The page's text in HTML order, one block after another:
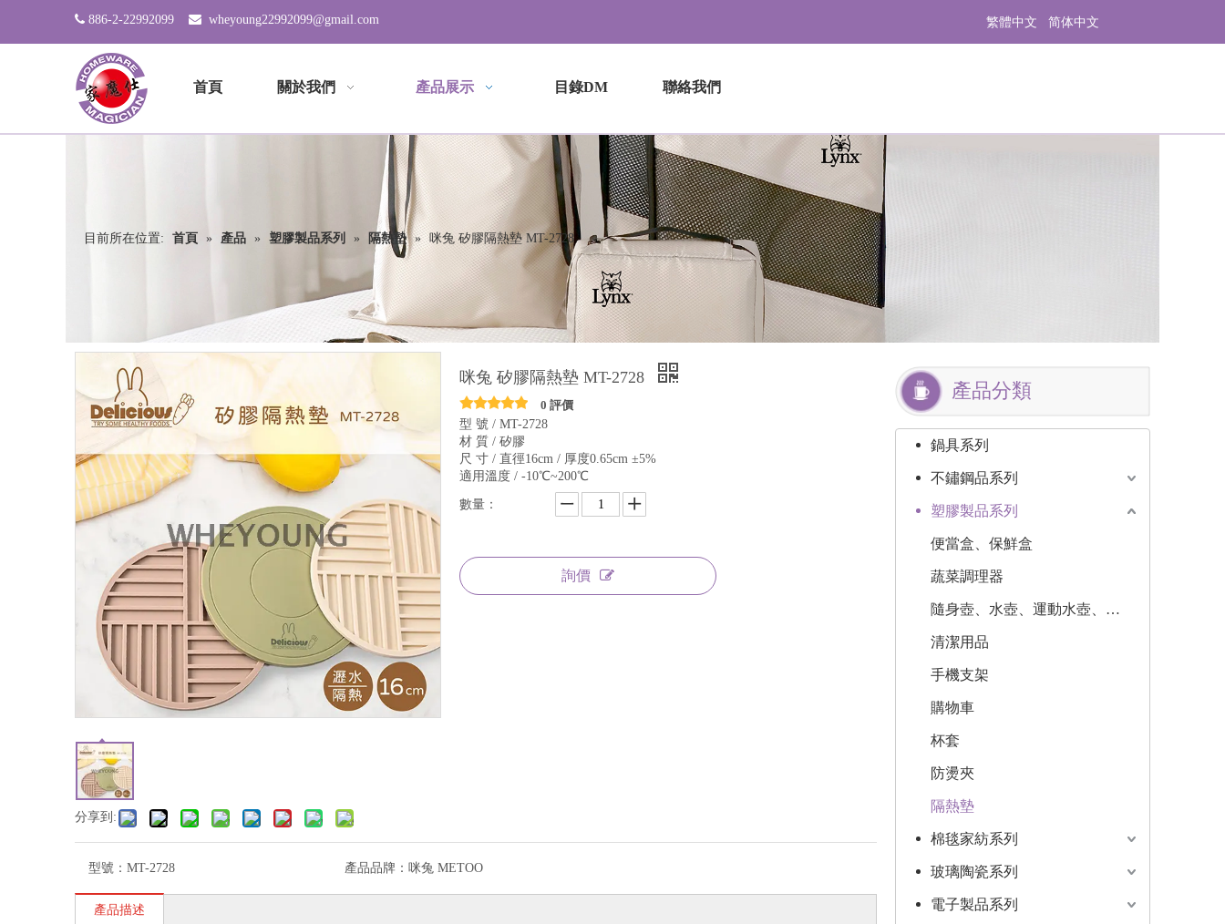
 886-2-22992099  wheyoung22992099@gmail.com 繁體中文 简体中文
首頁 關於我們 產品展示 目錄DM 聯絡我們
目前所在位置: 首頁 » 產品 » 塑膠製品系列 » 隔熱墊 » 咪兔 矽膠隔熱墊 MT-2728
分享到:
咪兔 矽膠隔熱墊 MT-2728
0 評價
型 號 / MT-2728
材 質 / 矽膠
尺 寸 / 直徑16cm / 厚度0.65cm ±5%
適用溫度 / -10℃~200℃
數量：
詢價
型號： MT-2728 產品品牌： 咪兔 METOO
產品描述
產品分類
鍋具系列
不鏽鋼品系列
塑膠製品系列
便當盒、保鮮盒
蔬菜調理器
隨身壺、水壺、運動水壺、水瓶
清潔用品
手機支架
購物車
杯套
防燙夾
隔熱墊
棉毯家紡系列
玻璃陶瓷系列
電子製品系列